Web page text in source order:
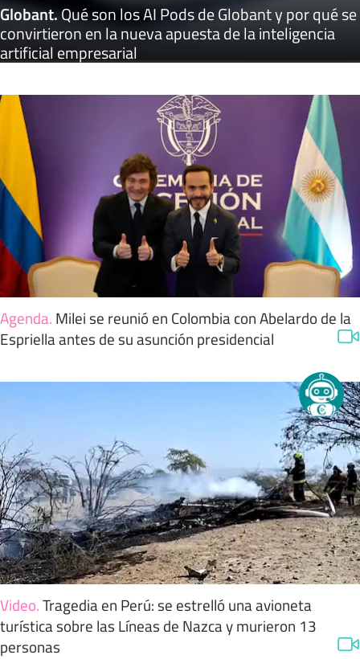
Globant.Qué son los AI Pods de Globant y por qué se
convirtieron en la nueva apuesta de la inteligencia
artificial empresarial
Agenda. Milei se reunió en Colombia con Abelardo de la
Espriella antes de su asunción presidencial
Video.Tragedia en Perú: se estrelló una avioneta
turística sobre las Líneas de Nazca y murieron 13
personas